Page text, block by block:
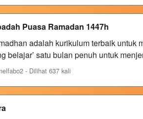
Puasa Ramadan 1447h
adalah kurikulum terbaik untuk
belajar’ satu bulan penuh untuk
- Dilihat 637 kali